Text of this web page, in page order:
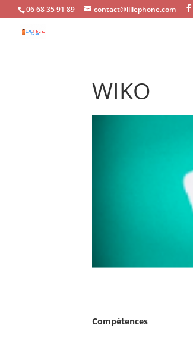
06 68 35 91 89 contact@lillephone.com
WIKO
Compétences